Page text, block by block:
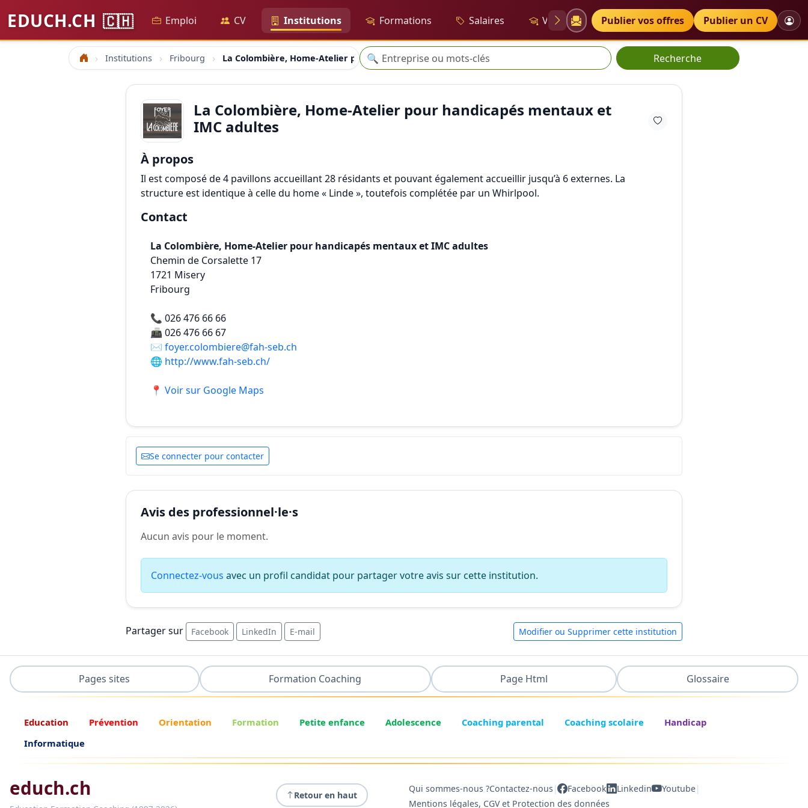
EDUCH.CH 🇨🇭 Emploi CV Institutions Formations Salaires VAE Diplômes Petites annonces
Publier vos offres Publier un CV
Accueil Institutions Fribourg La Colombière, Home-Atelier pour handicapés mentaux et IMC adultes
Recherche
🔍 Recherche
La Colombière, Home-Atelier pour handicapés mentaux et
IMC adultes
À propos
Il est composé de 4 pavillons accueillant 28 résidants et pouvant également accueillir jusqu’à 6 externes. La
structure est identique à celle du home « Linde », toutefois complétée par un Whirlpool.
Contact
La Colombière, Home-Atelier pour handicapés mentaux et IMC adultes
Chemin de Corsalette 17
1721 Misery
Fribourg
📞 026 476 66 66
📠026 476 66 67
✉️ foyer.colombiere@fah-seb.ch
🌐 http://www.fah-seb.ch/
📍 Voir sur Google Maps
Se connecter pour contacter
Avis des professionnel·le·s
Aucun avis pour le moment.
Connectez-vous avec un profil candidat pour partager votre avis sur cette institution.
Partager sur Facebook LinkedIn E-mail Modifier ou Supprimer cette institution
Pages sites Formation Coaching Page Html Glossaire
Education Prévention Orientation Formation Petite enfance Adolescence Coaching parental Coaching scolaire
Handicap
Informatique
educh.ch Retour en haut
Qui sommes-nous ?Contactez-nous | Facebook Linkedin Youtube|
Mentions légales, CGV et Protection des données